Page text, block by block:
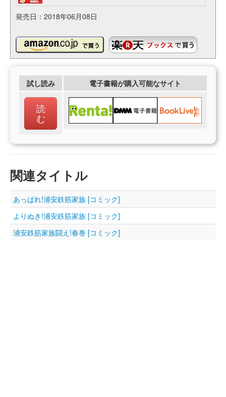
発売日：2018年06月08日
試し読み 電子書籍が購入可能なサイト
読
む
関連タイトル
あっぱれ!浦安鉄筋家族 [コミック]
よりぬき!浦安鉄筋家族 [コミック]
浦安鉄筋家族闘え!春巻 [コミック]